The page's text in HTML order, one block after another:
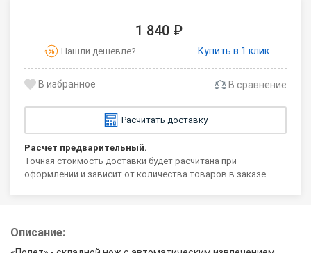
1 840 ₽
Нашли дешевле? Купить в 1 клик
В сравнение
Расчитать доставку
Расчет предварительный.
Точная стоимость доставки будет расчитана при
оформлении и зависит от количества товаров в заказе.
Описание: